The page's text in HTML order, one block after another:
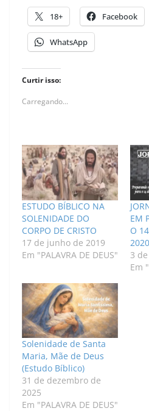
18+ Facebook
WhatsApp
Curtir isso:
Carregando...
ESTUDO BÍBLICO NA
SOLENIDADE DO
CORPO DE CRISTO
17 de junho de 2019
Em "PALAVRA DE DEUS"
EM
O
2020
3
Em
Solenidade de Santa
Maria, Mãe de Deus
(Estudo Bíblico)
31 de dezembro de
2025
Em "PALAVRA DE DEUS"